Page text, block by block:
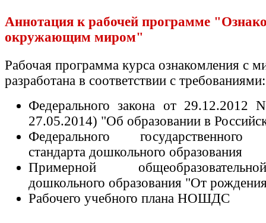
Аннотация к рабочей программе
окружающим миром"
Рабочая программа курса ознакомления с
разработана в соответствии с требованиями:
Федерального закона от
27.05.2014) "Об образовании в
Федерального государственного
стандарта дошкольного образования
Примерной
дошкольного образования "От
Рабочего учебного плана НОШДС